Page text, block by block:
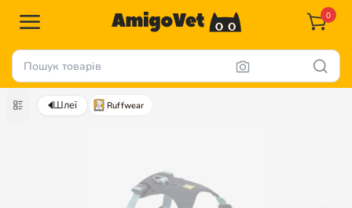
0
Шлеї Ruffwear